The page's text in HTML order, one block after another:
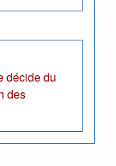
décide du
des